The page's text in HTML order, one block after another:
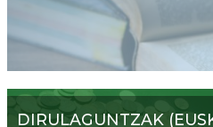
DIRULAGUNTZAK